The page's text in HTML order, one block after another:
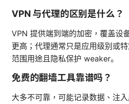
VPN 与代理的区别是什么？
VPN 提供端到端的加密，覆盖设
更高；代理通常只是应用级别或
范围用途且隐私保护 weaker。
免费的翻墙工具靠谱吗？
大多不可靠，可能记录数据、注